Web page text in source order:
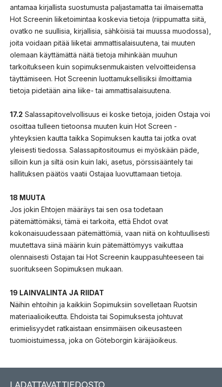
antamaa kirjallista suostumusta paljastamatta tai ilmaisematta
Hot Screenin liiketoimintaa koskevia tietoja (riippumatta siitä,
ovatko ne suullisia, kirjallisia, sähköisiä tai muussa muodossa),
joita voidaan pitää liiketai ammattisalaisuutena, tai muuten
olemaan käyttämättä näitä tietoja mihinkään muuhun
tarkoitukseen kuin sopimuksenmukaisten velvoitteidensa
täyttämiseen. Hot Screenin luottamuksellisiksi ilmoittamia
tietoja pidetään aina liike- tai ammattisalaisuutena.
17.2 Salassapitovelvollisuus ei koske tietoja, joiden Ostaja voi
osoittaa tulleen tietoonsa muuten kuin Hot Screen -
yhteyksien kautta taikka Sopimuksen kautta tai jotka ovat
yleisesti tiedossa. Salassapitositoumus ei myöskään päde,
silloin kun ja siltä osin kuin laki, asetus, pörssisääntely tai
hallituksen päätös vaatii Ostajaa luovuttamaan tietoja.
18 MUUTA
Jos jokin Ehtojen määräys tai sen osa todetaan
pätemättömäksi, tämä ei tarkoita, että Ehdot ovat
kokonaisuudessaan pätemättömiä, vaan niitä on kohtuullisesti
muutettava siinä määrin kuin pätemättömyys vaikuttaa
olennaisesti Ostajan tai Hot Screenin kauppasuhteeseen tai
suoritukseen Sopimuksen mukaan.
19 LAINVALINTA JA RIIDAT
Näihin ehtoihin ja kaikkiin Sopimuksiin sovelletaan Ruotsin
materiaalioikeutta. Ehdoista tai Sopimuksesta johtuvat
erimielisyydet ratkaistaan ensimmäisen oikeusasteen
tuomioistuimessa, joka on Göteborgin käräjäoikeus.